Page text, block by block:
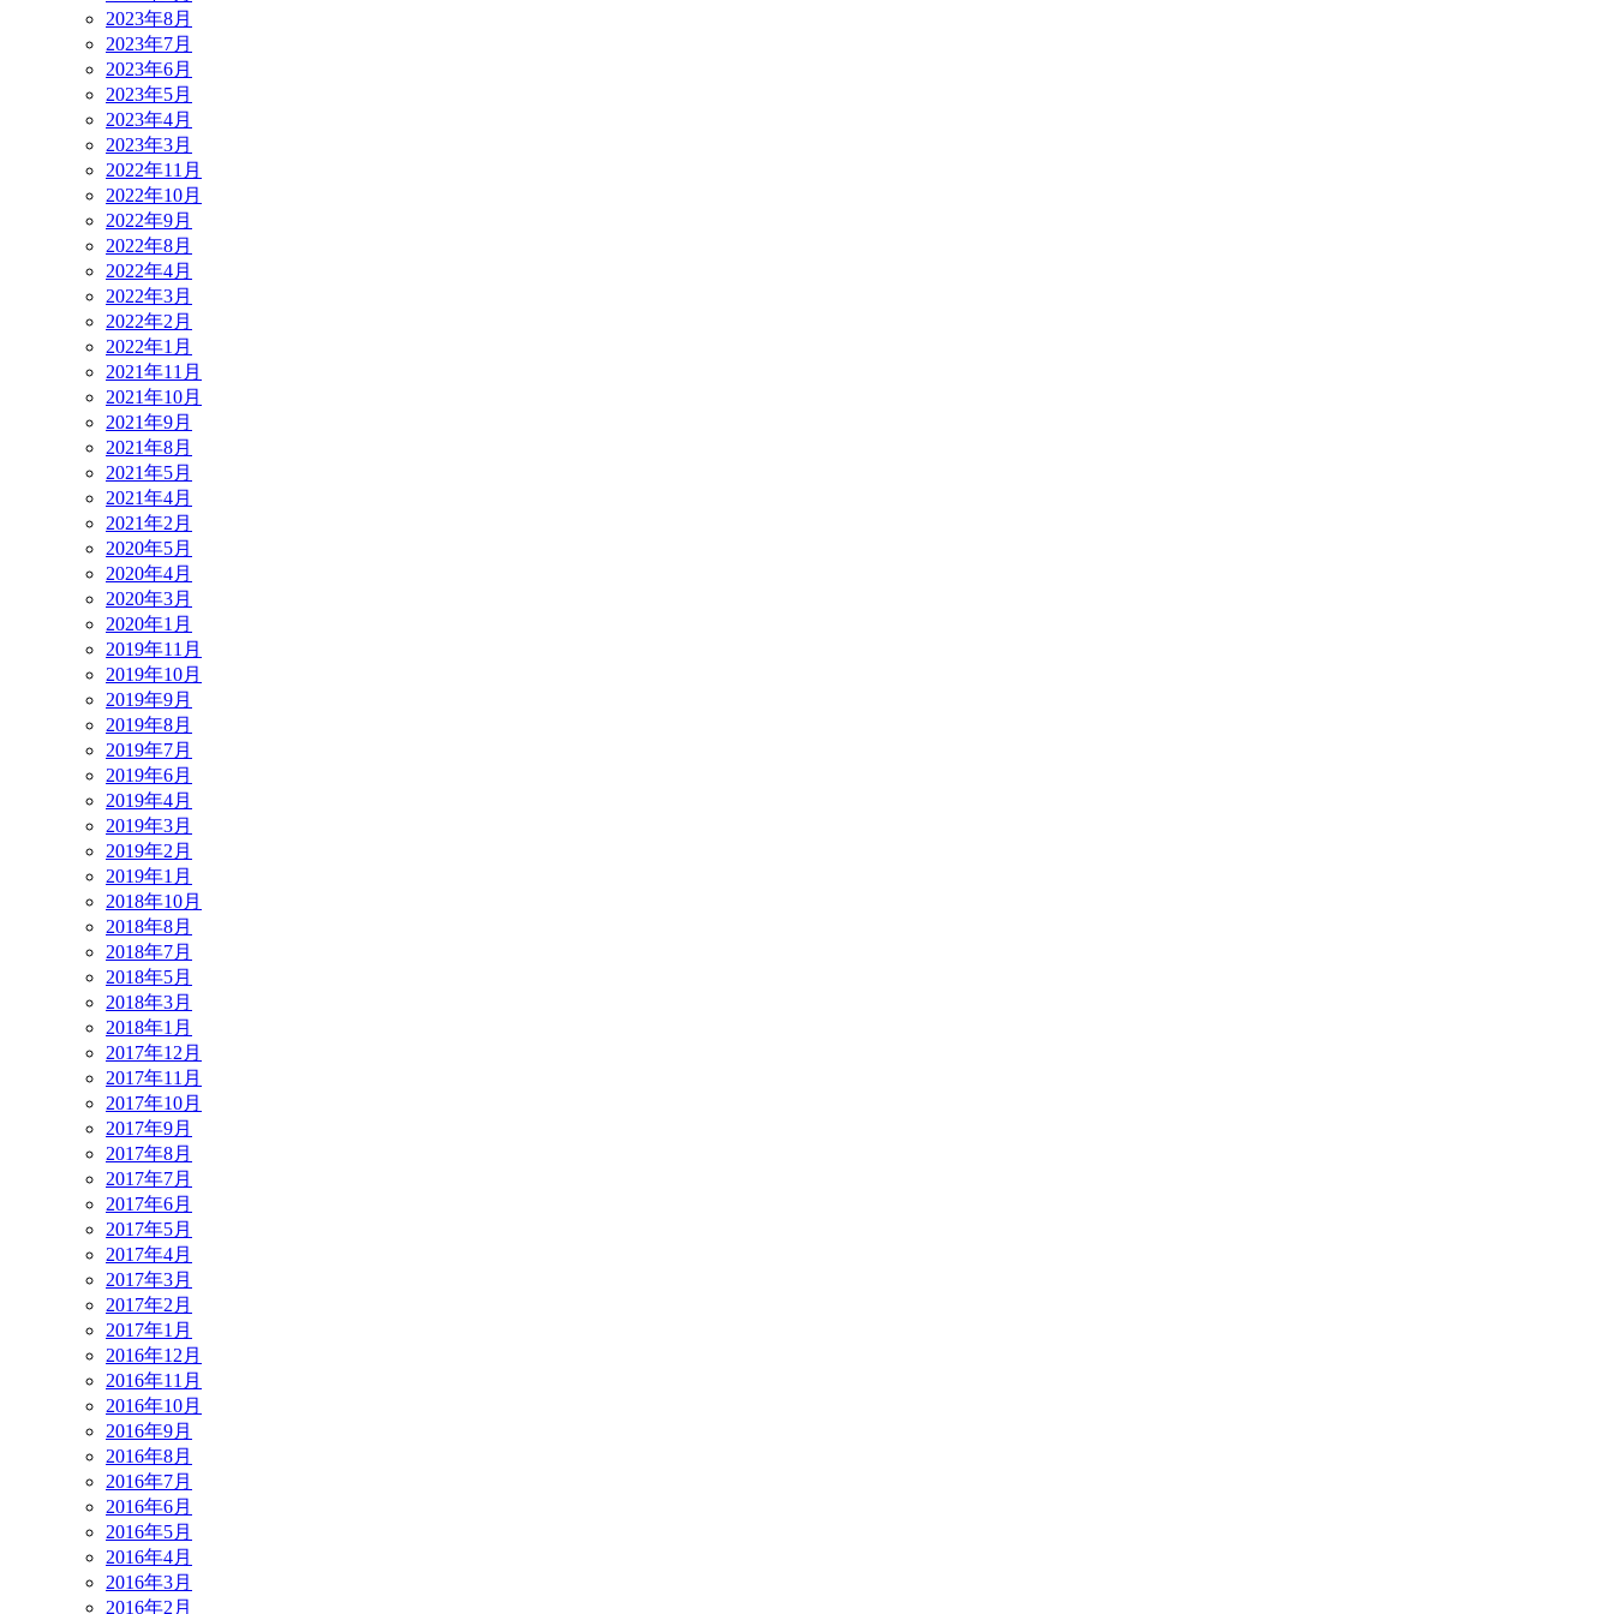
2023年8月
2023年7月
2023年6月
2023年5月
2023年4月
2023年3月
2022年11月
2022年10月
2022年9月
2022年8月
2022年4月
2022年3月
2022年2月
2022年1月
2021年11月
2021年10月
2021年9月
2021年8月
2021年5月
2021年4月
2021年2月
2020年5月
2020年4月
2020年3月
2020年1月
2019年11月
2019年10月
2019年9月
2019年8月
2019年7月
2019年6月
2019年4月
2019年3月
2019年2月
2019年1月
2018年10月
2018年8月
2018年7月
2018年5月
2018年3月
2018年1月
2017年12月
2017年11月
2017年10月
2017年9月
2017年8月
2017年7月
2017年6月
2017年5月
2017年4月
2017年3月
2017年2月
2017年1月
2016年12月
2016年11月
2016年10月
2016年9月
2016年8月
2016年7月
2016年6月
2016年5月
2016年4月
2016年3月
2016年2月